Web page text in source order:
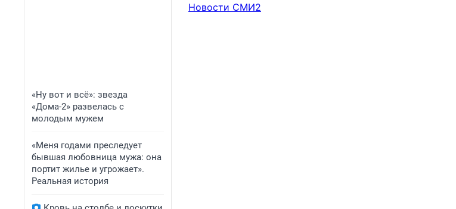
«Ну вот и всё»: звезда
«Дома-2» развелась с
молодым мужем
«Меня годами преследует
бывшая любовница мужа: она
портит жилье и угрожает».
Реальная история
Новости СМИ2